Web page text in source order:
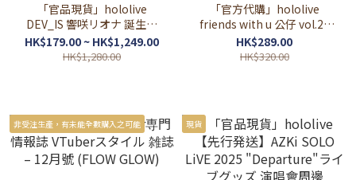
「官品現貨」hololive
DEV_IS 響咲リオナ 誕生日
記念2025 🎤👑
HK$179.00 ~ HK$1,249.00
HK$1,280.00
「官方代購」hololive
friends with u 公仔 vol.22
FLOW GLOW 響咲リオナ/虎
金妃笑虎/水宮枢/輪堂千速/
HK$289.00
HK$320.00
非受注生產，有未能全數購入之可能 現貨